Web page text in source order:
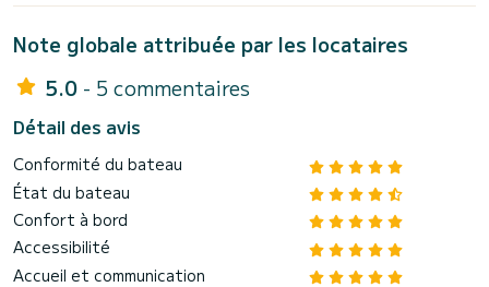
Note globale attribuée par les locataires
5.0 - 5 commentaires
Détail des avis
Conformité du bateau
État du bateau
Confort à bord
Accessibilité
Accueil et communication